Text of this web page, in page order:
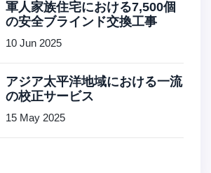
軍人家族住宅における7,500個
の安全ブラインド交換工事
10 Jun 2025
アジア太平洋地域における一流
の校正サービス
15 May 2025